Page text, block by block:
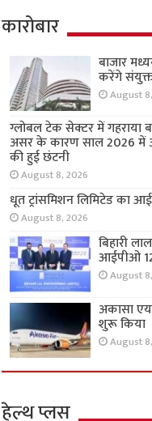
कारोबार
बाजार
करेंगे संयुक्त
August
ग्लोबल टेक सेक्टर में
असर के कारण साल 2026 में
की हुई छंटनी
August 8, 2026
धूत ट्रांसमिशन लिमिटेड का
August 8, 2026
बिहारी
आईपीओ
August
अकासा
शुरू किया
August
हेल्थ प्लस